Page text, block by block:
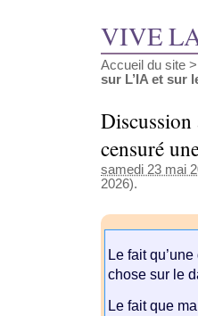
VIVE
Accueil du site >
sur L’IA et sur
Discussion
censuré
samedi 23 mai
2026).
Le fait
chose sur le
Le fait que